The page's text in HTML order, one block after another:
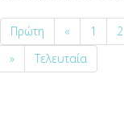
Πρώτη « 1 2
»
Τελευταία